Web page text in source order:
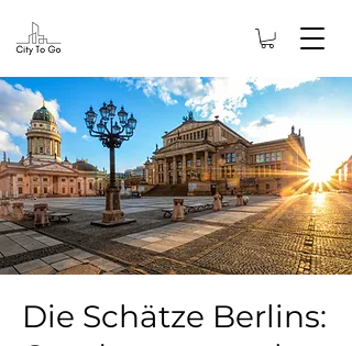
Die Schätze Berlins: